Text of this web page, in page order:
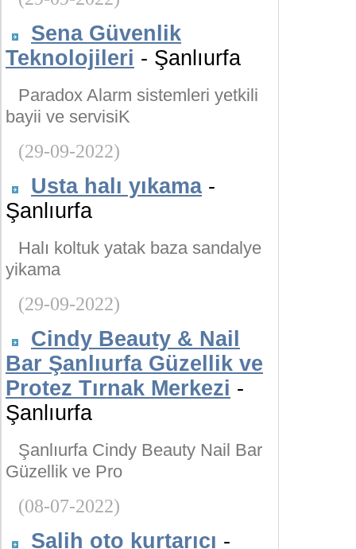
Sena Güvenlik
Teknolojileri - Şanlıurfa
Paradox Alarm sistemleri yetkili
bayii ve servisiK
(29-09-2022)
Usta halı yıkama-
Şanlıurfa
Halı koltuk yatak baza sandalye
yikama
(29-09-2022)
Cindy Beauty & Nail
Bar Şanlıurfa Güzellik ve
Protez Tırnak Merkezi -
Şanlıurfa
Şanlıurfa Cindy Beauty Nail Bar
Güzellik ve Pro
(08-07-2022)
Salih oto kurtarıcı -